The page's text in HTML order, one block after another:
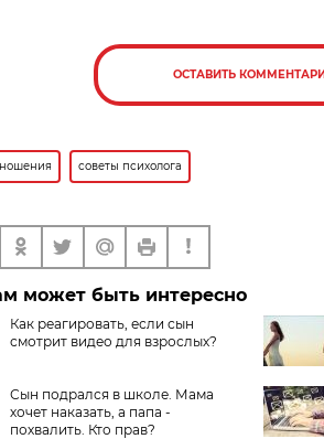
ОСТАВИТЬ
советы психолога
может быть интересно
Как реагировать, если сын
смотрит видео для взрослых?
Сын подрался в школе. Мама
хочет наказать, а папа -
похвалить. Кто прав?